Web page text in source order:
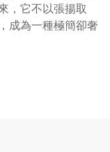
，它不以張揚取
成為一種極簡卻奢